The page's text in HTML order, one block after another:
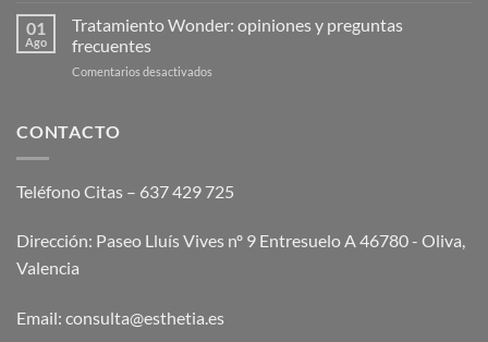
Guía
es
la
01
Ago
Tratamiento Wonder: opiniones y preguntas
frecuentes
Comentarios desactivados
CONTACTO
Teléfono Citas – 637 429 725
Dirección: Paseo Lluís Vives nº 9 Entresuelo A 46780 - Oliva,
Valencia
Email: consulta@esthetia.es